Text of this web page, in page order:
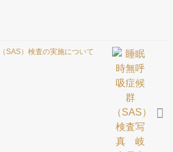
SAS）検査の実施について